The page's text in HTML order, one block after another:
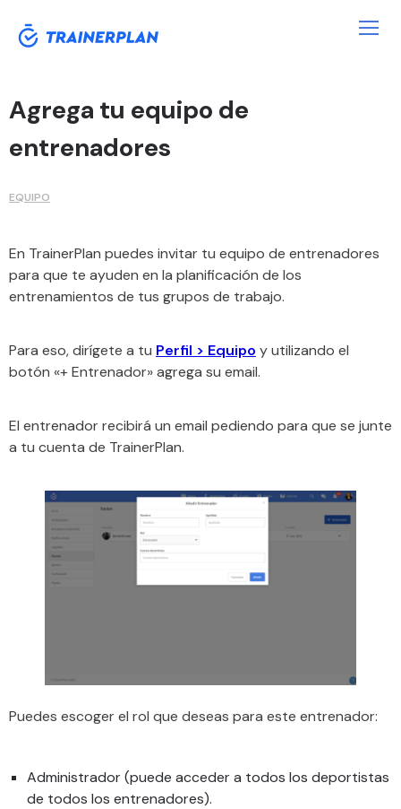
Agrega tu equipo de
entrenadores
EQUIPO
En TrainerPlan puedes invitar tu equipo de entrenadores
para que te ayuden en la planificación de los
entrenamientos de tus grupos de trabajo.
Para eso, dirígete a tu Perfil > Equipo y utilizando el
botón «+ Entrenador» agrega su email.
El entrenador recibirá un email pediendo para que se junte
a tu cuenta de TrainerPlan.
Puedes escoger el rol que deseas para este entrenador:
Administrador (puede acceder a todos los deportistas
de todos los entrenadores).